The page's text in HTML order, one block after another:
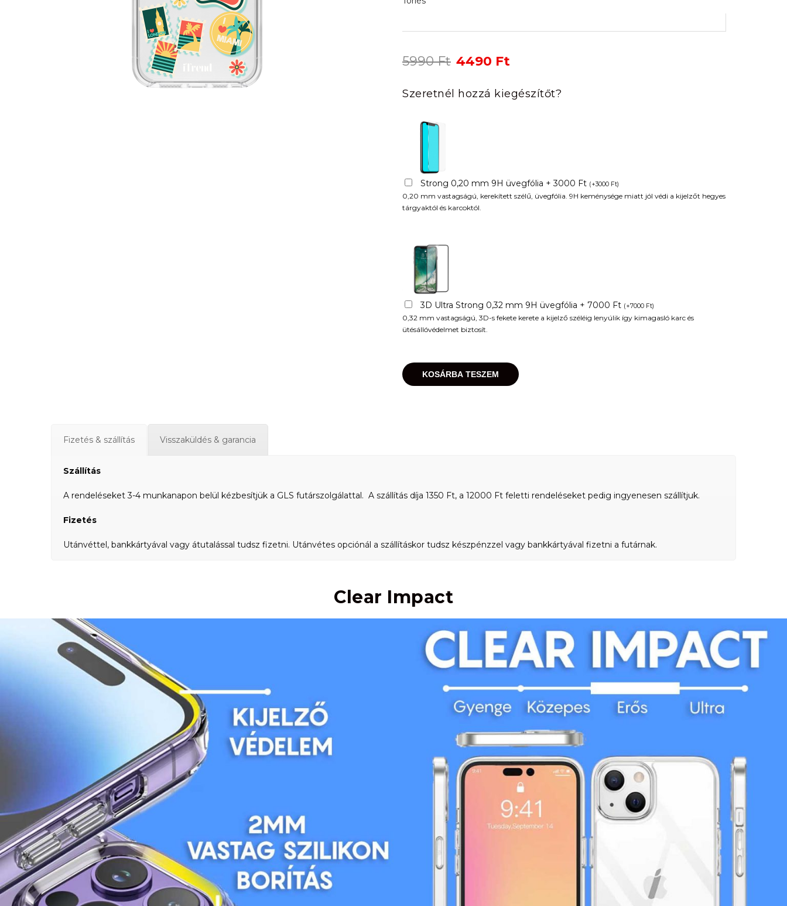
5990Ft Original
was:
5990 Ft.
4490 Ft
is:
4490 Ft.
Szeretnél hozzá kiegészítőt?
Strong 0,20 mm 9H üvegfólia + 3000 Ft (+3000 Ft)
0,20 mm vastagságú, kerekített szélű, üvegfólia. 9H keménysége miatt jól védi a kijelzőt hegyes
tárgyaktól és karcoktól.
3D Ultra Strong 0,32 mm 9H üvegfólia + 7000 Ft (+7000 Ft)
0,32 mm vastagságú, 3D-s fekete kerete a kijelző széléig lenyúlik így kimagasló karc és
ütésállóvédelmet biztosít.
KOSÁRBA TESZEM
Fizetés & szállítás Visszaküldés & garancia
Szállítás
A rendeléseket 3-4 munkanapon belül kézbesítjük a GLS futárszolgálattal. A szállítás díja 1350 Ft, a 12000 Ft feletti rendeléseket pedig ingyenesen szállítjuk.
Fizetés
Utánvéttel, bankkártyával vagy átutalással tudsz fizetni. Utánvétes opciónál a szállításkor tudsz készpénzzel vagy bankkártyával fizetni a futárnak.
Clear Impact